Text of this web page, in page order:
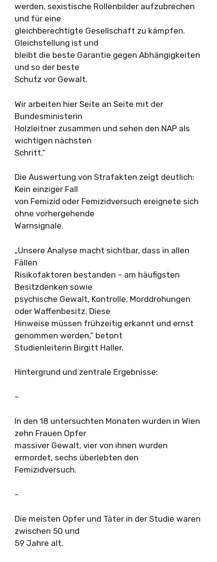
werden, sexistische Rollenbilder aufzubrechen
und für eine
gleichberechtigte Gesellschaft zu kämpfen.
Gleichstellung ist und
bleibt die beste Garantie gegen Abhängigkeiten
und so der beste
Schutz vor Gewalt.
Wir arbeiten hier Seite an Seite mit der
Bundesministerin
Holzleitner zusammen und sehen den NAP als
wichtigen nächsten
Schritt.“
Die Auswertung von Strafakten zeigt deutlich:
Kein einziger Fall
von Femizid oder Femizidversuch ereignete sich
ohne vorhergehende
Warnsignale.
„Unsere Analyse macht sichtbar, dass in allen
Fällen
Risikofaktoren bestanden – am häufigsten
Besitzdenken sowie
psychische Gewalt, Kontrolle, Morddrohungen
oder Waffenbesitz. Diese
Hinweise müssen frühzeitig erkannt und ernst
genommen werden,“ betont
Studienleiterin Birgitt Haller.
Hintergrund und zentrale Ergebnisse:
–
In den 18 untersuchten Monaten wurden in Wien
zehn Frauen Opfer
massiver Gewalt, vier von ihnen wurden
ermordet, sechs überlebten den
Femizidversuch.
–
Die meisten Opfer und Täter in der Studie waren
zwischen 50 und
59 Jahre alt.